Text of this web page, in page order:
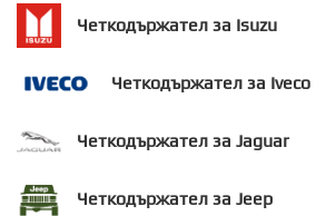
Четкодържател за Isuzu
Четкодържател за Iveco
Четкодържател за Jaguar
Четкодържател за Jeep